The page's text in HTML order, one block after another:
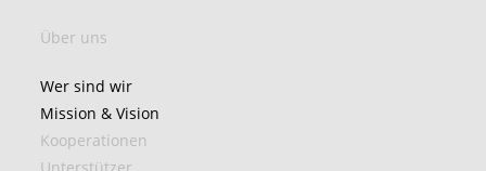
Über uns
Wer sind wir
Mission & Vision
Kooperationen